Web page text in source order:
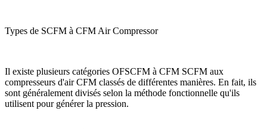
Types de SCFM à CFM Air Compressor
Il existe plusieurs catégories OFSCFM à CFM SCFM aux
compresseurs d'air CFM classés de différentes manières. En fait, ils
sont généralement divisés selon la méthode fonctionnelle qu'ils
utilisent pour générer la pression.